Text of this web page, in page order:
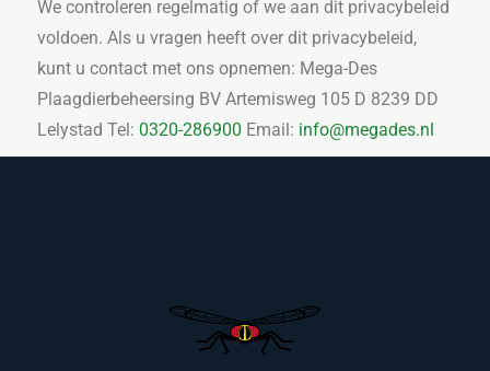
We controleren regelmatig of we aan dit privacybeleid
voldoen. Als u vragen heeft over dit privacybeleid,
kunt u contact met ons opnemen: Mega-Des
Plaagdierbeheersing BV Artemisweg 105 D 8239 DD
Lelystad Tel: 0320-286900 Email: info@megades.nl